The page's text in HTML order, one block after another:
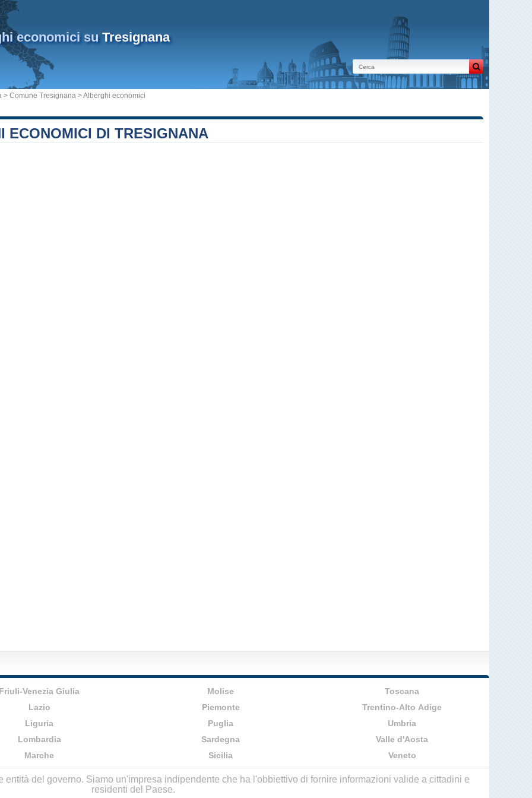
economici suTresignana
> Comune Tresignana > Alberghi economici
ECONOMICI DI TRESIGNANA
Friuli-Venezia Giulia
Lazio
Liguria
Lombardia
Marche
Molise
Piemonte
Puglia
Sardegna
Sicilia
Toscana
Trentino-Alto Adige
Umbria
Valle d'Aosta
Veneto
entità del governo. Siamo un'impresa indipendente che ha l'obbiettivo di fornire informazioni valide a cittadini e
residenti del Paese.